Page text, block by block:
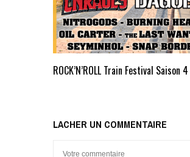
ROCK’N’ROLL Train Festival Saison 4
LACHER UN COMMENTAIRE